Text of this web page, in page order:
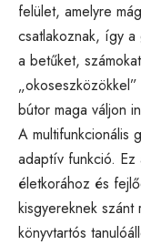
felület, amelyre
csatlakoznak, így
a betűket,
bútor maga váljon
A multifunkcionális
adaptív funkció.
életkorához és
kisgyereknek
könyvtartós